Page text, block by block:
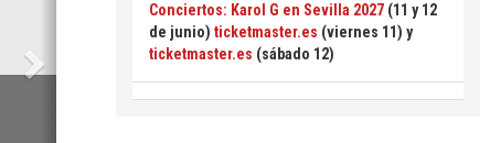
Conciertos: Karol G en Sevilla 2027 (11 y 12
de junio) ticketmaster.es (viernes 11) y
ticketmaster.es (sábado 12)